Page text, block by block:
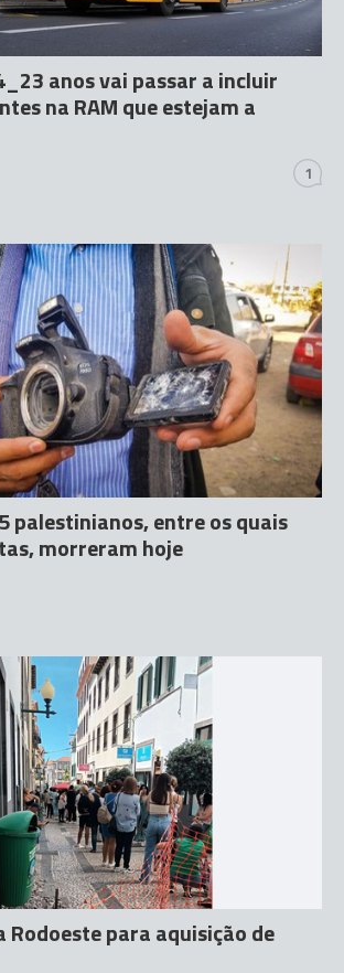
anos vai passar a incluir
na RAM que estejam a
1
palestinianos, entre os quais
morreram hoje
Rodoeste para aquisição de